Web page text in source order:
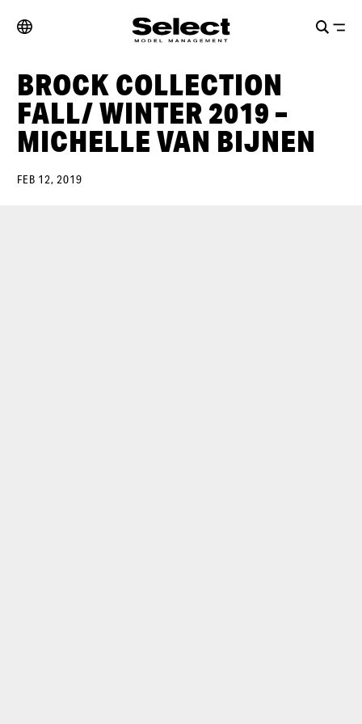
BROCK COLLECTION
FALL/ WINTER 2019 –
MICHELLE VAN BIJNEN
FEB 12, 2019